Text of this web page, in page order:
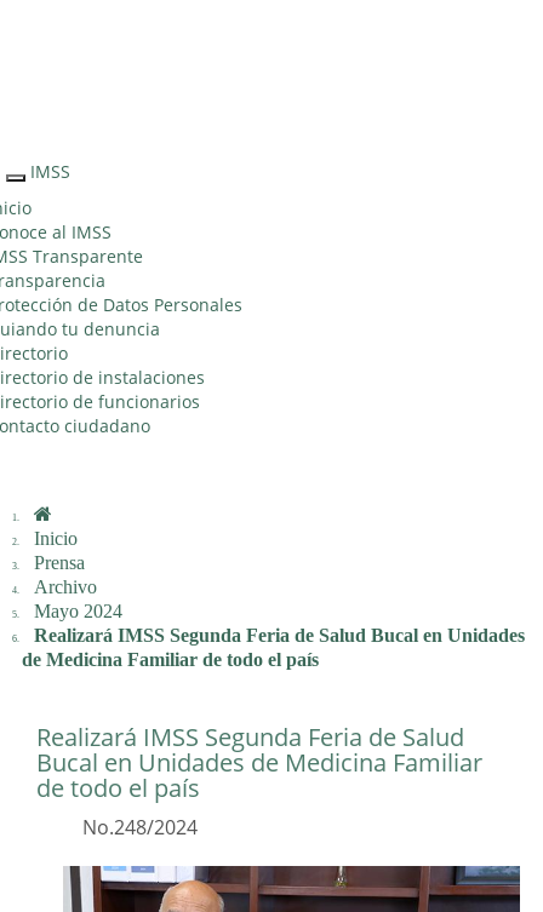
Interruptor
de
Navegación
IMSS
al IMSS
Transparente
de Datos Personales
tu denuncia
de instalaciones
de funcionarios
ciudadano
Inicio
Prensa
Archivo
Mayo 2024
Realizará IMSS Segunda Feria de Salud Bucal en Unidades
de Medicina Familiar de todo el país
Realizará IMSS Segunda Feria de Salud
Bucal en Unidades de Medicina Familiar
de todo el país
No.248/2024